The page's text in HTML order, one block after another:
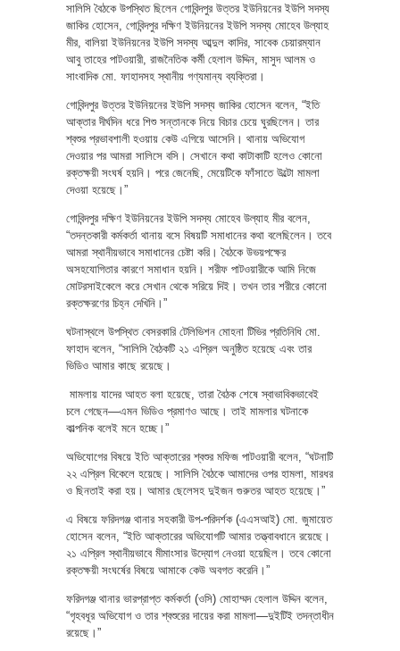
সালিসি বৈঠকে উপস্থিত ছিলেন গোবিন্দপুর উত্তর ইউনিয়নের ইউপি সদস্য
জাকির হোসেন, গোবিন্দপুর দক্ষিণ ইউনিয়নের ইউপি সদস্য মোহেব উল্যাহ
মীর, বালিয়া ইউনিয়নের ইউপি সদস্য আব্দুল কাদির, সাবেক চেয়ারম্যান
আবু তাহের পাটওয়ারী, রাজনৈতিক কর্মী হেলাল উদ্দিন, মাসুদ আলম ও
সাংবাদিক মো. ফাহাদসহ স্থানীয় গণ্যমান্য ব্যক্তিরা।
গোবিন্দপুর উত্তর ইউনিয়নের ইউপি সদস্য জাকির হোসেন বলেন, “ইতি
আক্তার দীর্ঘদিন ধরে শিশু সন্তানকে নিয়ে বিচার চেয়ে ঘুরছিলেন। তার
শ্বশুর প্রভাবশালী হওয়ায় কেউ এগিয়ে আসেনি। থানায় অভিযোগ
দেওয়ার পর আমরা সালিসে বসি। সেখানে কথা কাটাকাটি হলেও কোনো
রক্তক্ষয়ী সংঘর্ষ হয়নি। পরে জেনেছি, মেয়েটিকে ফাঁসাতে উল্টো মামলা
দেওয়া হয়েছে।”
গোবিন্দপুর দক্ষিণ ইউনিয়নের ইউপি সদস্য মোহেব উল্যাহ মীর বলেন,
“তদন্তকারী কর্মকর্তা থানায় বসে বিষয়টি সমাধানের কথা বলেছিলেন। তবে
আমরা স্থানীয়ভাবে সমাধানের চেষ্টা করি। বৈঠকে উভয়পক্ষের
অসহযোগিতার কারণে সমাধান হয়নি। শরীফ পাটওয়ারীকে আমি নিজে
মোটরসাইকেলে করে সেখান থেকে সরিয়ে দিই। তখন তার শরীরে কোনো
রক্তক্ষরণের চিহ্ন দেখিনি।”
ঘটনাস্থলে উপস্থিত বেসরকারি টেলিভিশন মোহনা টিভির প্রতিনিধি মো.
ফাহাদ বলেন, “সালিসি বৈঠকটি ২১ এপ্রিল অনুষ্ঠিত হয়েছে এবং তার
ভিডিও আমার কাছে রয়েছে।
মামলায় যাদের আহত বলা হয়েছে, তারা বৈঠক শেষে স্বাভাবিকভাবেই
চলে গেছেন—এমন ভিডিও প্রমাণও আছে। তাই মামলার ঘটনাকে
কাল্পনিক বলেই মনে হচ্ছে।”
অভিযোগের বিষয়ে ইতি আক্তারের শ্বশুর মফিজ পাটওয়ারী বলেন, “ঘটনাটি
২২ এপ্রিল বিকেলে হয়েছে। সালিসি বৈঠকে আমাদের ওপর হামলা, মারধর
ও ছিনতাই করা হয়। আমার ছেলেসহ দুইজন গুরুতর আহত হয়েছে।”
এ বিষয়ে ফরিদগঞ্জ থানার সহকারী উপ-পরিদর্শক (এএসআই) মো. জুমায়েত
হোসেন বলেন, “ইতি আক্তারের অভিযোগটি আমার তত্ত্বাবধানে রয়েছে।
২১ এপ্রিল স্থানীয়ভাবে মীমাংসার উদ্যোগ নেওয়া হয়েছিল। তবে কোনো
রক্তক্ষয়ী সংঘর্ষের বিষয়ে আমাকে কেউ অবগত করেনি।”
ফরিদগঞ্জ থানার ভারপ্রাপ্ত কর্মকর্তা (ওসি) মোহাম্মদ হেলাল উদ্দিন বলেন,
“গৃহবধূর অভিযোগ ও তার শ্বশুরের দায়ের করা মামলা—দুইটিই তদন্তাধীন
রয়েছে।”